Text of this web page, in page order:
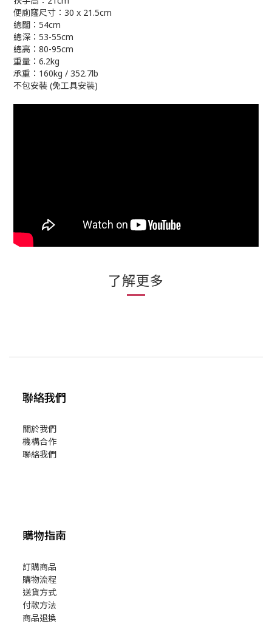
便廁窿尺寸：30 x 21.5cm
總闊：54cm
總深：53-55cm
總高：80-95cm
重量：6.2kg
承重：160kg / 352.7lb
不包安裝 (免工具安裝)
了解更多
聯絡我們
關於我們
機構合作
聯絡我們
購物指南
訂購商品
購物流程
送貨方式
付款方法
商品退換